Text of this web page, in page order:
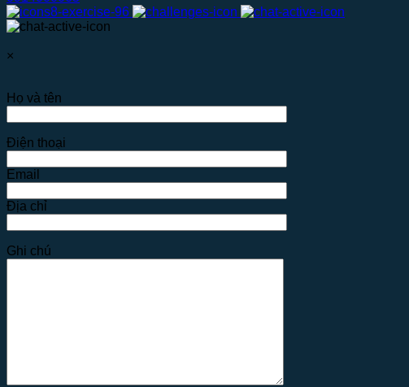
×
Họ và tên
Điện thoại
Email
Địa chỉ
Ghi chú